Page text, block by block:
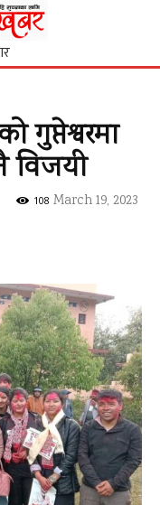
गुप्तेश्वरमा
विजयी
March 19, 2023
108